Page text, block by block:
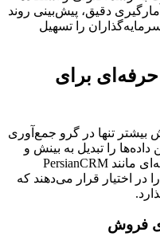
دقیق، پیش‌بینی روند
را تسهیل
خدمات و امکانات CRM حرفه‌ای برای
بیشتر تنها در گرو جمع‌آوری
را تبدیل به بینش و
استراتژی فروش کرد. CRMهای حرفه‌ای مانند PersianCRM
در اختیار قرار می‌دهند که
فروش